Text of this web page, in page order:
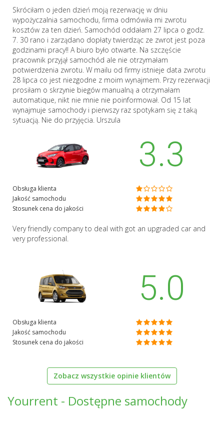
Skróciłam o jeden dzień moją rezerwację w dniu
wypożyczalnia samochodu, firma odmówiła mi zwrotu
kosztów za ten dzień. Samochód oddałam 27 lipca o godz.
7. 30 rano i zarządano dopłaty twierdząc ze zwrot jest poza
godzinami pracy!! A biuro było otwarte. Na szczęście
pracownik przyjął samochód ale nie otrzymałam
potwierdzenia zwrotu. W mailu od firmy istnieje data zwrotu
28 lipca co jest niezgodne z moim wynajmem. Przy rezerwacji
prosiłam o skrzynie biegów manualną a otrzymałam
automatique, nikt nie mnie nie poinformował. Od 15 lat
wynajmuje samochody i pierwszy raz spotykam się z taką
sytuacją. Nie do przyjęcia. Urszula
3.3
Obsługa klienta
Jakość samochodu
Stosunek cena do jakości
Very friendly company to deal with got an upgraded car and
very professional.
5.0
Obsługa klienta
Jakość samochodu
Stosunek cena do jakości
Zobacz wszystkie opinie klientów
Yourrent - Dostępne samochody